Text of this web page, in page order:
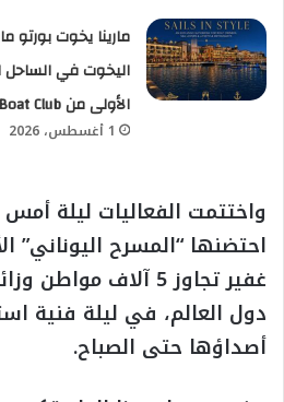
مارينا يخوت بورتو
اليخوت في الساحل
الأولى من Egypt Boat Club
1 أغسطس، 2026
واختتمت الفعاليات ليلة
احتضنها “المسرح اليوناني”
غفير تجاوز 5 آلاف
دول العالم، في ليلة فنية
أصداؤها حتى الصباح.